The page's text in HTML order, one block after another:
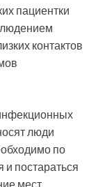
пациентки
контактов
люди
по
и постараться
мест